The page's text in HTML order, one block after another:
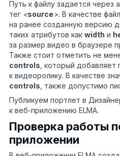
Путь к файлу задается через
тег <source>. В качестве
на ранее созданную версию
таких атрибутов как width и
за размер видео в браузере
Также стоит отметить не
controls, который добавляет
к видеоролику. В качестве
controls , также допустимо
Публикуем портлет в
к веб-приложению ELMA.
Проверка работы
приложении